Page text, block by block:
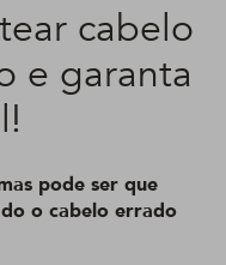
cabelo
e garanta
pode ser que
o cabelo errado